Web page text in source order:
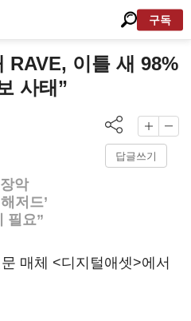
구독
RAVE, 이틀 새 98%
사태”
답글쓰기
악
저드’
필요”
매체 <디지털애셋>에서